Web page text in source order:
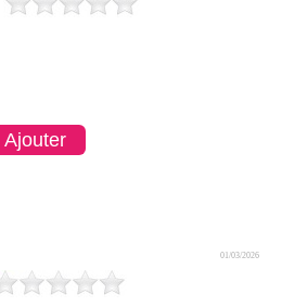
01/03/2026